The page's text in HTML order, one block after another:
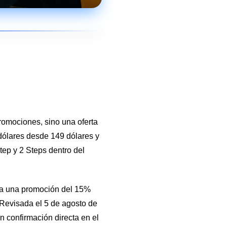
sino una oferta
desde 149 dólares y
y 2 Steps dentro del
una promoción del 15%
el 5 de agosto de
confirmación directa en el